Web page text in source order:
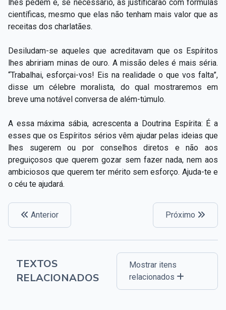
lhes pedem e, se necessário, as justificarão com fórmulas
científicas, mesmo que elas não tenham mais valor que as
receitas dos charlatães.
Desiludam-se aqueles que acreditavam que os Espíritos
lhes abririam minas de ouro. A missão deles é mais séria.
“Trabalhai, esforçai-vos! Eis na realidade o que vos falta”,
disse um célebre moralista, do qual mostraremos em
breve uma notável conversa de além-túmulo.
A essa máxima sábia, acrescenta a Doutrina Espírita: É a
esses que os Espíritos sérios vêm ajudar pelas ideias que
lhes sugerem ou por conselhos diretos e não aos
preguiçosos que querem gozar sem fazer nada, nem aos
ambiciosos que querem ter mérito sem esforço. Ajuda-te e
o céu te ajudará.
Anterior Próximo
TEXTOS
RELACIONADOS
Mostrar itens
relacionados